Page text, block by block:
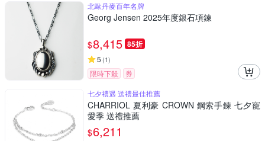
北歐丹麥百年名牌
Georg Jensen 2025年度銀石項鍊
$8,415 85折
5 (1)
限時下殺
券
七夕禮遇 送禮最佳推薦
CHARRIOL 夏利豪 CROWN 鋼索手鍊 七夕寵
愛季 送禮推薦
$6,211